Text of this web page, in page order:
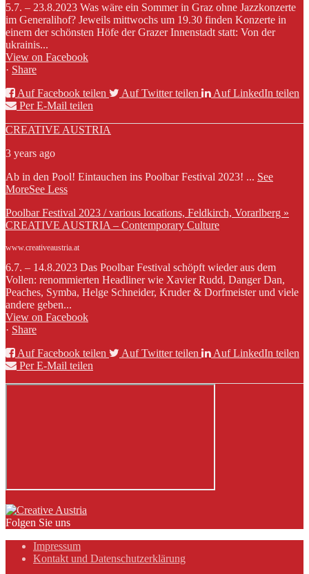
5.7. – 23.8.2023 Was wäre ein Sommer in Graz ohne Jazzkonzerte
im Generalihof? Jeweils mittwochs um 19.30 finden Konzerte in
einem der schönsten Höfe der Grazer Innenstadt statt: Von der
ukrainis...
View on Facebook
· Share
Auf Facebook teilen
Auf Twitter teilen
Auf LinkedIn teilen
Per E-Mail teilen
CREATIVE AUSTRIA
3 years ago
Ab in den Pool! Eintauchen ins Poolbar Festival 2023! ... See
MoreSee Less
Poolbar Festival 2023 / various locations, Feldkirch, Vorarlberg »
CREATIVE AUSTRIA – Contemporary Culture
www.creativeaustria.at
6.7. – 14.8.2023 Das Poolbar Festival schöpft wieder aus dem
Vollen: renommierten Headliner wie Xavier Rudd, Danger Dan,
Peaches, Symba, Helge Schneider, Kruder & Dorfmeister und viele
andere geben...
View on Facebook
· Share
Auf Facebook teilen
Auf Twitter teilen
Auf LinkedIn teilen
Per E-Mail teilen
Folgen Sie uns
Impressum
Kontakt und Datenschutzerklärung